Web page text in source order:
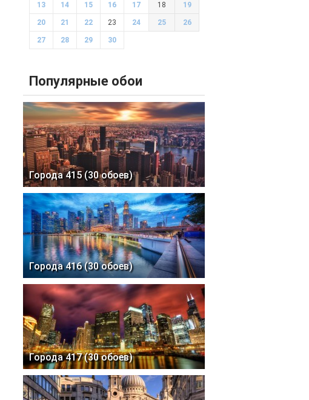
13 14 15 16 17 18 19
20 21 22 23 24 25 26
27 28 29 30
Популярные обои
Города 415 (30 обоев)
Города 416 (30 обоев)
Города 417 (30 обоев)